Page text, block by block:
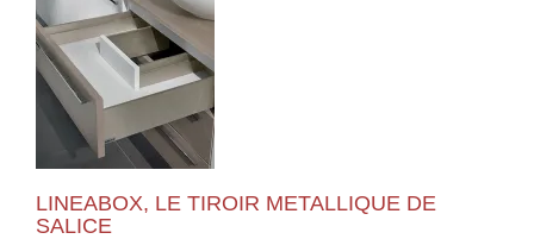
LINEABOX, LE TIROIR METALLIQUE DE
SALICE